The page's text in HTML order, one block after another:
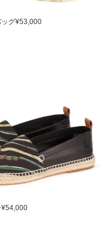
ッグ¥53,000
¥54,000